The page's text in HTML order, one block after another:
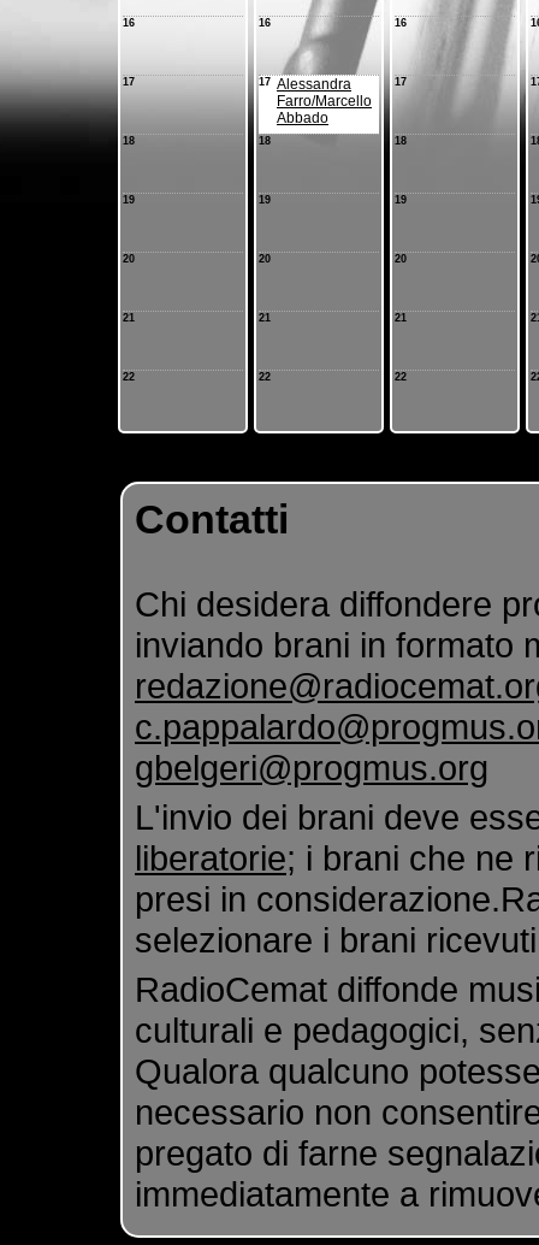
16
17
18
19
20
21
22
16
17 Alessandra
Farro/Marcello
Abbado
18
19
20
21
22
16
17
18
19
20
21
22
Contatti
Chi desidera diffondere
inviando brani in formato
gbelgeri@progmus.org
L'invio dei brani deve
liberatorie; i brani che ne
presi in
selezionare i brani
RadioCemat diffonde
culturali e pedagogici,
Qualora qualcuno
necessario non
pregato di farne
immediatamente a